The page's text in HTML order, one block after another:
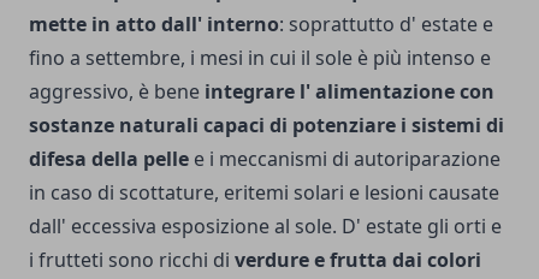
mette in atto dall' interno: soprattutto d' estate e
fino a settembre, i mesi in cui il sole è più intenso e
aggressivo, è bene integrare l' alimentazione con
sostanze naturali capa­ci di potenziare i sistemi di
difesa della pelle e i meccani­smi di autoriparazione
in caso di scottature, eritemi solari e le­sioni causate
dall' eccessiva esposizione al sole. D' estate gli orti e
i frutteti sono ricchi di verdure e frutta dai colori